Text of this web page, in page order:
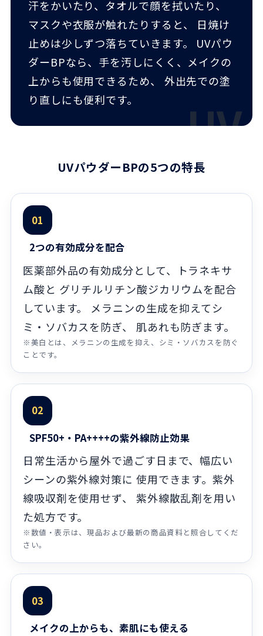
汗をかいたり、タオルで顔を拭いたり、
マスクや衣服が触れたりすると、 日焼け
止めは少しずつ落ちていきます。 UVパウ
ダーBPなら、手を汚しにくく、メイクの
上からも使用できるため、 外出先での塗
り直しにも便利です。
UVパウダーBPの5つの特長
01
2つの有効成分を配合
医薬部外品の有効成分として、トラネキサ
ム酸と グリチルリチン酸ジカリウムを配合
しています。 メラニンの生成を抑えてシ
ミ・ソバカスを防ぎ、 肌あれも防ぎます。
※美白とは、メラニンの生成を抑え、シミ・ソバカスを防ぐ
ことです。
02
SPF50+・PA++++の紫外線防止効果
日常生活から屋外で過ごす日まで、幅広い
シーンの紫外線対策に 使用できます。紫外
線吸収剤を使用せず、 紫外線散乱剤を用い
た処方です。
※数値・表示は、現品および最新の商品資料と照合してくだ
さい。
03
メイクの上からも、素肌にも使える